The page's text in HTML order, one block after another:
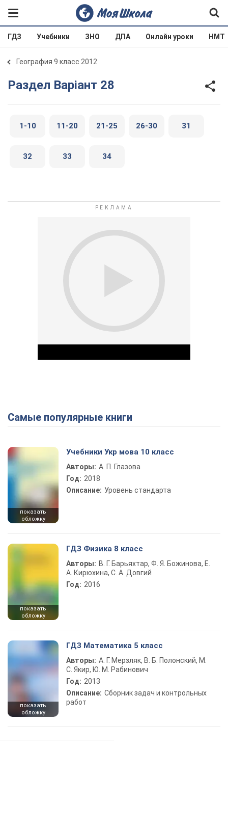
ГДЗ Учебники ЗНО ДПА Онлайн уроки НМТ
География 9 класс 2012
Раздел Варіант 28
1-10 11-20 21-25 26-30 31
32 33 34
Play Video
Самые популярные книги
показать
обложку
Учебники Укр мова 10 класс
Авторы: А. П. Глазова
Год: 2018
Описание: Уровень стандарта
показать
обложку
ГДЗ Физика 8 класс
Авторы: В. Г. Барьяхтар, Ф. Я. Божинова, Е.
А. Кирюхина, С. А. Довгий
Год: 2016
показать
обложку
ГДЗ Математика 5 класс
Авторы: А. Г. Мерзляк, В. Б. Полонский, М.
С. Якир, Ю. М. Рабинович
Год: 2013
Описание: Сборник задач и контрольных
работ